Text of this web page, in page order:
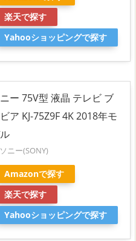
楽天で探す
Yahooショッピングで探す
ー 75V型 液晶 テレビ ブ
ア KJ-75Z9F 4K 2018年モ
ソニー(SONY)
Amazonで探す
楽天で探す
Yahooショッピングで探す